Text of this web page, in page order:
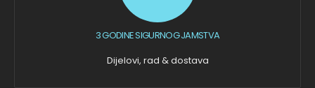
3 GODINE SIGURNOG JAMSTVA
Dijelovi, rad & dostava